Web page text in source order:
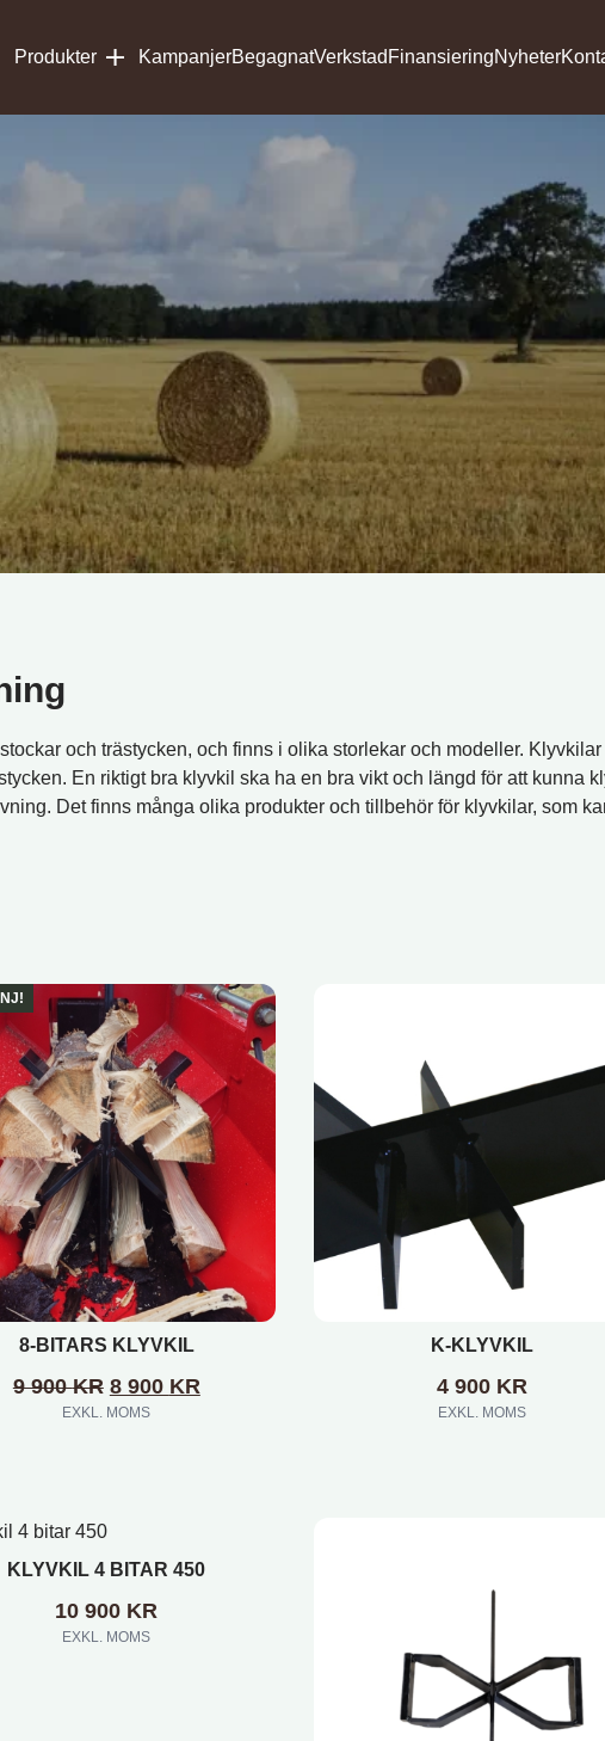
Produkter KampanjerBegagnatVerkstad FinansieringNyheter
och trästycken, och finns i olika storlekar och modeller.
En riktigt bra klyvkil ska ha en bra vikt och längd för att kunna
Det finns många olika produkter och tillbehör för klyvkilar, som
8-BITARS KLYVKIL
9 900KR DET URSPRUNGLIGA PRISET VAR: 9 900 KR.
8 900 KRDET NUVARANDE PRISET ÄR: 8 900 KR.
EXKL. MOMS
K-KLYVKIL
4 900 KR
EXKL. MOMS
KLYVKIL 4 BITAR 450
10 900 KR
EXKL. MOMS